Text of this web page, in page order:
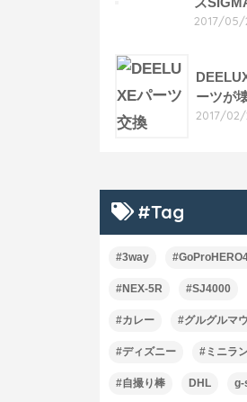
2017/05/
ーツが
2017/02/
#Tag
#3way
#NEX-5R #SJ4000
#カレー #グルグルマ
#ディズニー #ミニラ
#自撮り棒 DHL g-